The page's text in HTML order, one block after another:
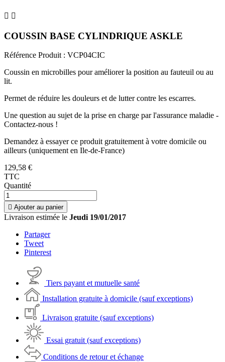
 
COUSSIN BASE CYLINDRIQUE ASKLE
Référence Produit : VCP04CIC
Coussin en microbilles pour améliorer la position au fauteuil ou au
lit.
Permet de réduire les douleurs et de lutter contre les escarres.
Une question au sujet de la prise en charge par l'assurance maladie -
Contactez-nous !
Demandez à essayer ce produit gratuitement à votre domicile ou
ailleurs (uniquement en Ile-de-France)
129,58 €
TTC
Quantité
 Ajouter au panier
Livraison estimée le Jeudi 19/01/2017
Partager
Tweet
Pinterest
Tiers payant et mutuelle santé
Installation gratuite à domicile (sauf exceptions)
Livraison gratuite (sauf exceptions)
Essai gratuit (sauf exceptions)
Conditions de retour et échange